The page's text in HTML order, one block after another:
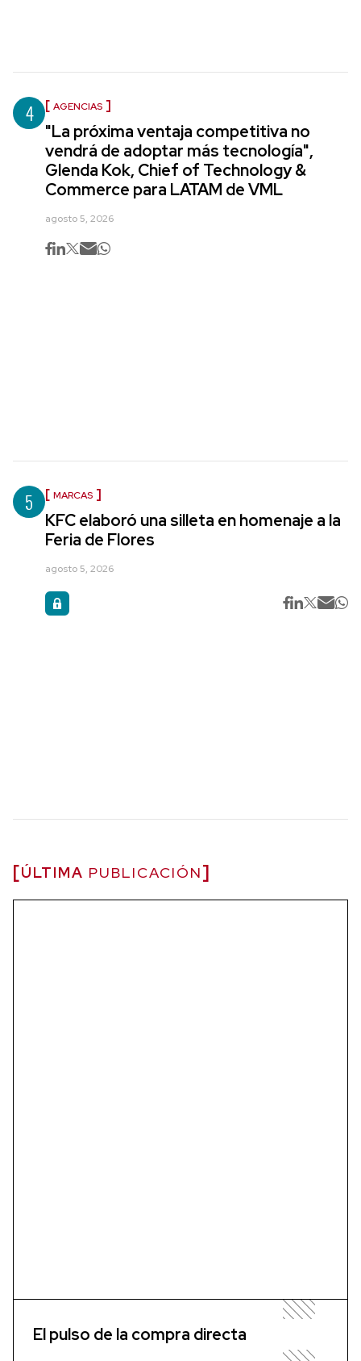
4 AGENCIAS
"La próxima ventaja competitiva no
vendrá de adoptar más tecnología",
Glenda Kok, Chief of Technology &
Commerce para LATAM de VML
agosto 5, 2026
5 MARCAS
KFC elaboró una silleta en homenaje a la
Feria de Flores
agosto 5, 2026
ÚLTIMA PUBLICACIÓN
El pulso de la compra directa